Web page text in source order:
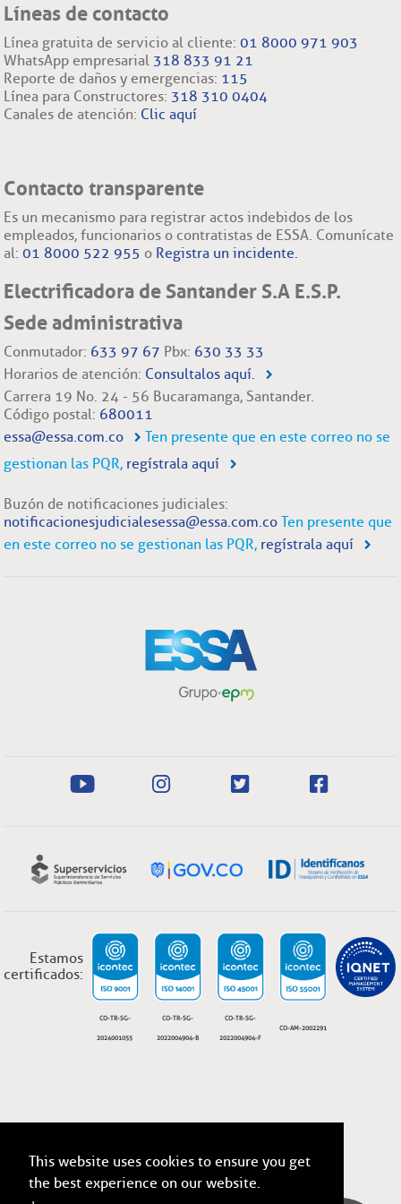
This website uses cookies to ensure you get
the best experience on our website.
Líneas de contacto
Línea gratuita de servicio al cliente:01 8000 971 903
WhatsApp empresarial 318 833 91 21
Reporte de daños y emergencias: 115
Línea para Constructores: 318 310 0404
Canales de atención: Clic aquí
Contacto transparente
Es un mecanismo para registrar actos indebidos de los
empleados, funcionarios o contratistas de ESSA. Comunícate
al:01 8000 522 955 o Registra un incidente.
Electrificadora de Santander S.A E.S.P.
Sede administrativa
Conmutador: 633 97 67 Pbx: 630 33 33
Horarios de atención: Consultalos aquí.
Carrera 19 No. 24 - 56 Bucaramanga, Santander.
Código postal: 680011
essa@essa.com.co
Ten presente que en este correo no se
gestionan las PQR, regístrala aquí
Buzón de notificaciones judiciales:
notificacionesjudicialesessa@essa.com.co Ten presente que
en este correo no se gestionan las PQR, regístrala aquí
Estamos
certificados:
CO-TR-SG-
2024001055
CO-TR-SG-
2022004904-B
CO-TR-SG-
2022004904-F
CO-AM-2002291
Términos y condiciones legales.